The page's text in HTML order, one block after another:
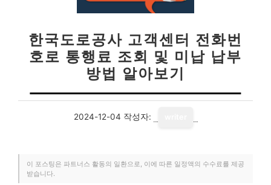
한국도로공사 고객센터 전화번
호로 통행료 조회 및 미납 납부
방법 알아보기
2024-12-04 작성자:
이 포스팅은 파트너스 활동의 일환으로, 이에 따른 일정액의 수수료를 제공
받습니다.